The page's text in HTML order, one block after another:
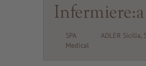
SPA
Medical
ADLER Sicilia,